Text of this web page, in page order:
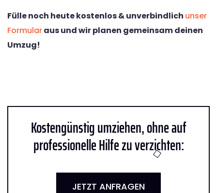
Fülle noch heute kostenlos & unverbindlich unser
Formularaus und wir planen gemeinsam deinen
Umzug!
Kostengünstig umziehen, ohne auf
professionelle Hilfe zu verzichten:
JETZT ANFRAGEN